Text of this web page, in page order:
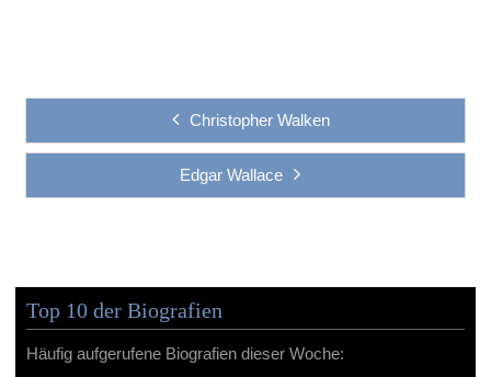
Christopher Walken
Edgar Wallace
Top 10 der Biografien
Häufig aufgerufene Biografien dieser Woche: